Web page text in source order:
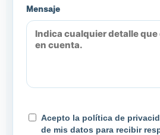
Mensaje
Acepto la política de
de mis datos para recibir